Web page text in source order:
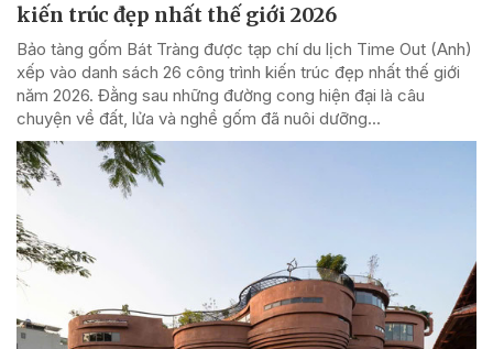
kiến trúc đẹp nhất thế giới 2026
Bảo tàng gốm Bát Tràng được tạp chí du lịch Time Out (Anh)
xếp vào danh sách 26 công trình kiến trúc đẹp nhất thế giới
năm 2026. Đằng sau những đường cong hiện đại là câu
chuyện về đất, lửa và nghề gốm đã nuôi dưỡng...